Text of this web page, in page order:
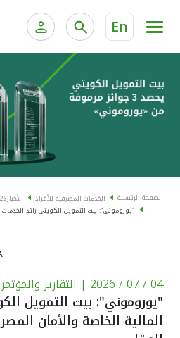
En
الخدمات المصرفية الإلكترونية
الخدمات المصرفية
خدمة "بيتك" للتداول
الخدمات المصرفية للأفراد
الحسابات المصرفية
البطاقات
"برامج العملاء"
الاستثمار
الصفحة الرئيسية الخدمات المصرفية للأفراد الأخبار
"يوروموني": بيت التمويل الكويتي رائد
04 / 07 / 2026 | التقارير
"يوروموني": بيت التمويل
المالية الخاصة والأمان